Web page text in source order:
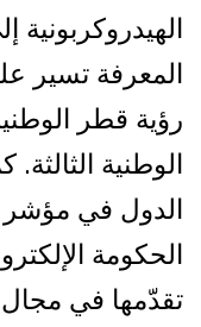
الهيدروكربونية
المعرفة تسير
الوطنية
الدول في مؤشر
تقدّمها في